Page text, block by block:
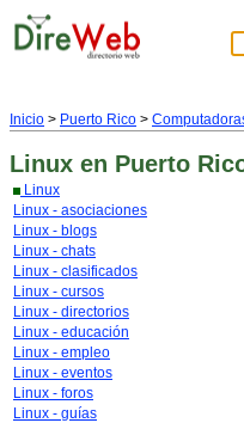
Inicio > Puerto Rico >
Linux en Puerto
Linux
Linux - asociaciones
Linux - blogs
Linux - chats
Linux - clasificados
Linux - cursos
Linux - directorios
Linux - educación
Linux - empleo
Linux - eventos
Linux - foros
Linux - guías